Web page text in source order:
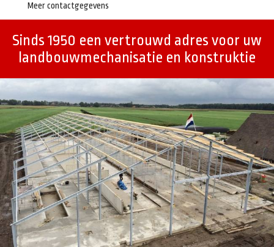
Meer contactgegevens
Sinds 1950 een vertrouwd adres voor uw
landbouwmechanisatie en konstruktie